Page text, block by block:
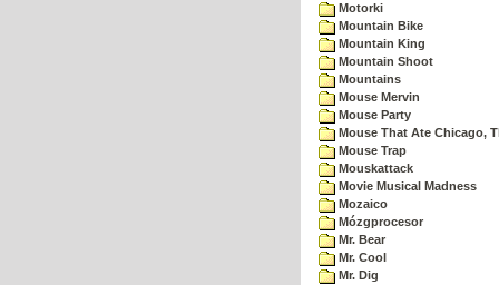
Motorki
Mountain Bike
Mountain King
Mountain Shoot
Mountains
Mouse Mervin
Mouse Party
Mouse That Ate Chicago,
Mouse Trap
Mouskattack
Movie Musical Madness
Mozaico
Mózgprocesor
Mr. Bear
Mr. Cool
Mr. Dig